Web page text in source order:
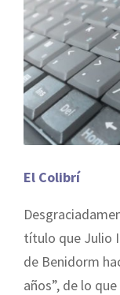
El Colibrí
título que Julio
de Benidorm
años”, de lo